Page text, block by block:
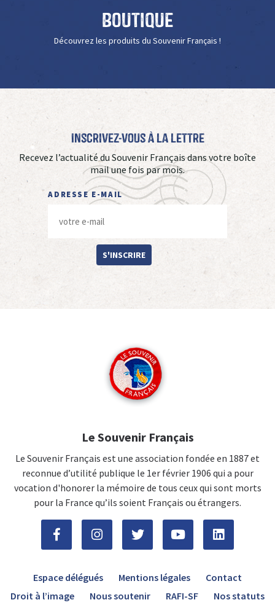
Boutique
Découvrez les produits du Souvenir Français !
Inscrivez-vous à La Lettre
Recevez l’actualité du Souvenir Français dans votre boîte
mail une fois par mois.
ADRESSE E-MAIL
S'INSCRIRE
Le Souvenir Français
Le Souvenir Français est une association fondée en 1887 et
reconnue d’utilité publique le 1er février 1906 qui a pour
vocation d'honorer la mémoire de tous ceux qui sont morts
pour la France qu’ils soient Français ou étrangers.
Espace délégués Mentions légales
Contact
Droit à l’image
Nous soutenir RAFI-SF Nos statuts